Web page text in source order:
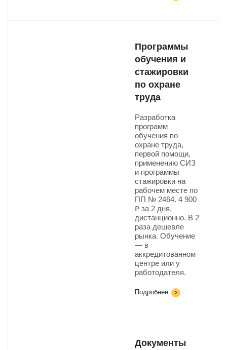
Программы
обучения и
стажировки
по охране
труда
Разработка
программ
обучения по
охране труда,
первой помощи,
применению СИЗ
и программы
стажировки на
рабочем месте по
ПП № 2464. 4 900
₽ за 2 дня,
дистанционно. В 2
раза дешевле
рынка. Обучение
— в
аккредитованном
центре или у
работодателя.
Подробнее
Документы